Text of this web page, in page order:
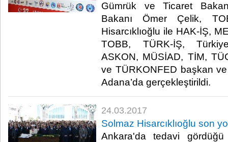
Gümrük ve Ticaret
Bakanı Ömer Çelik,
Hisarcıklıoğlu ile HAK-İŞ,
TOBB, TÜRK-İŞ,
ASKON, MÜSİAD, TİM,
ve TÜRKONFED başkan ve
Adana’da gerçekleştirildi.​
24.03.2017
Solmaz Hisarcıklıoğlu son
Ankara'da tedavi